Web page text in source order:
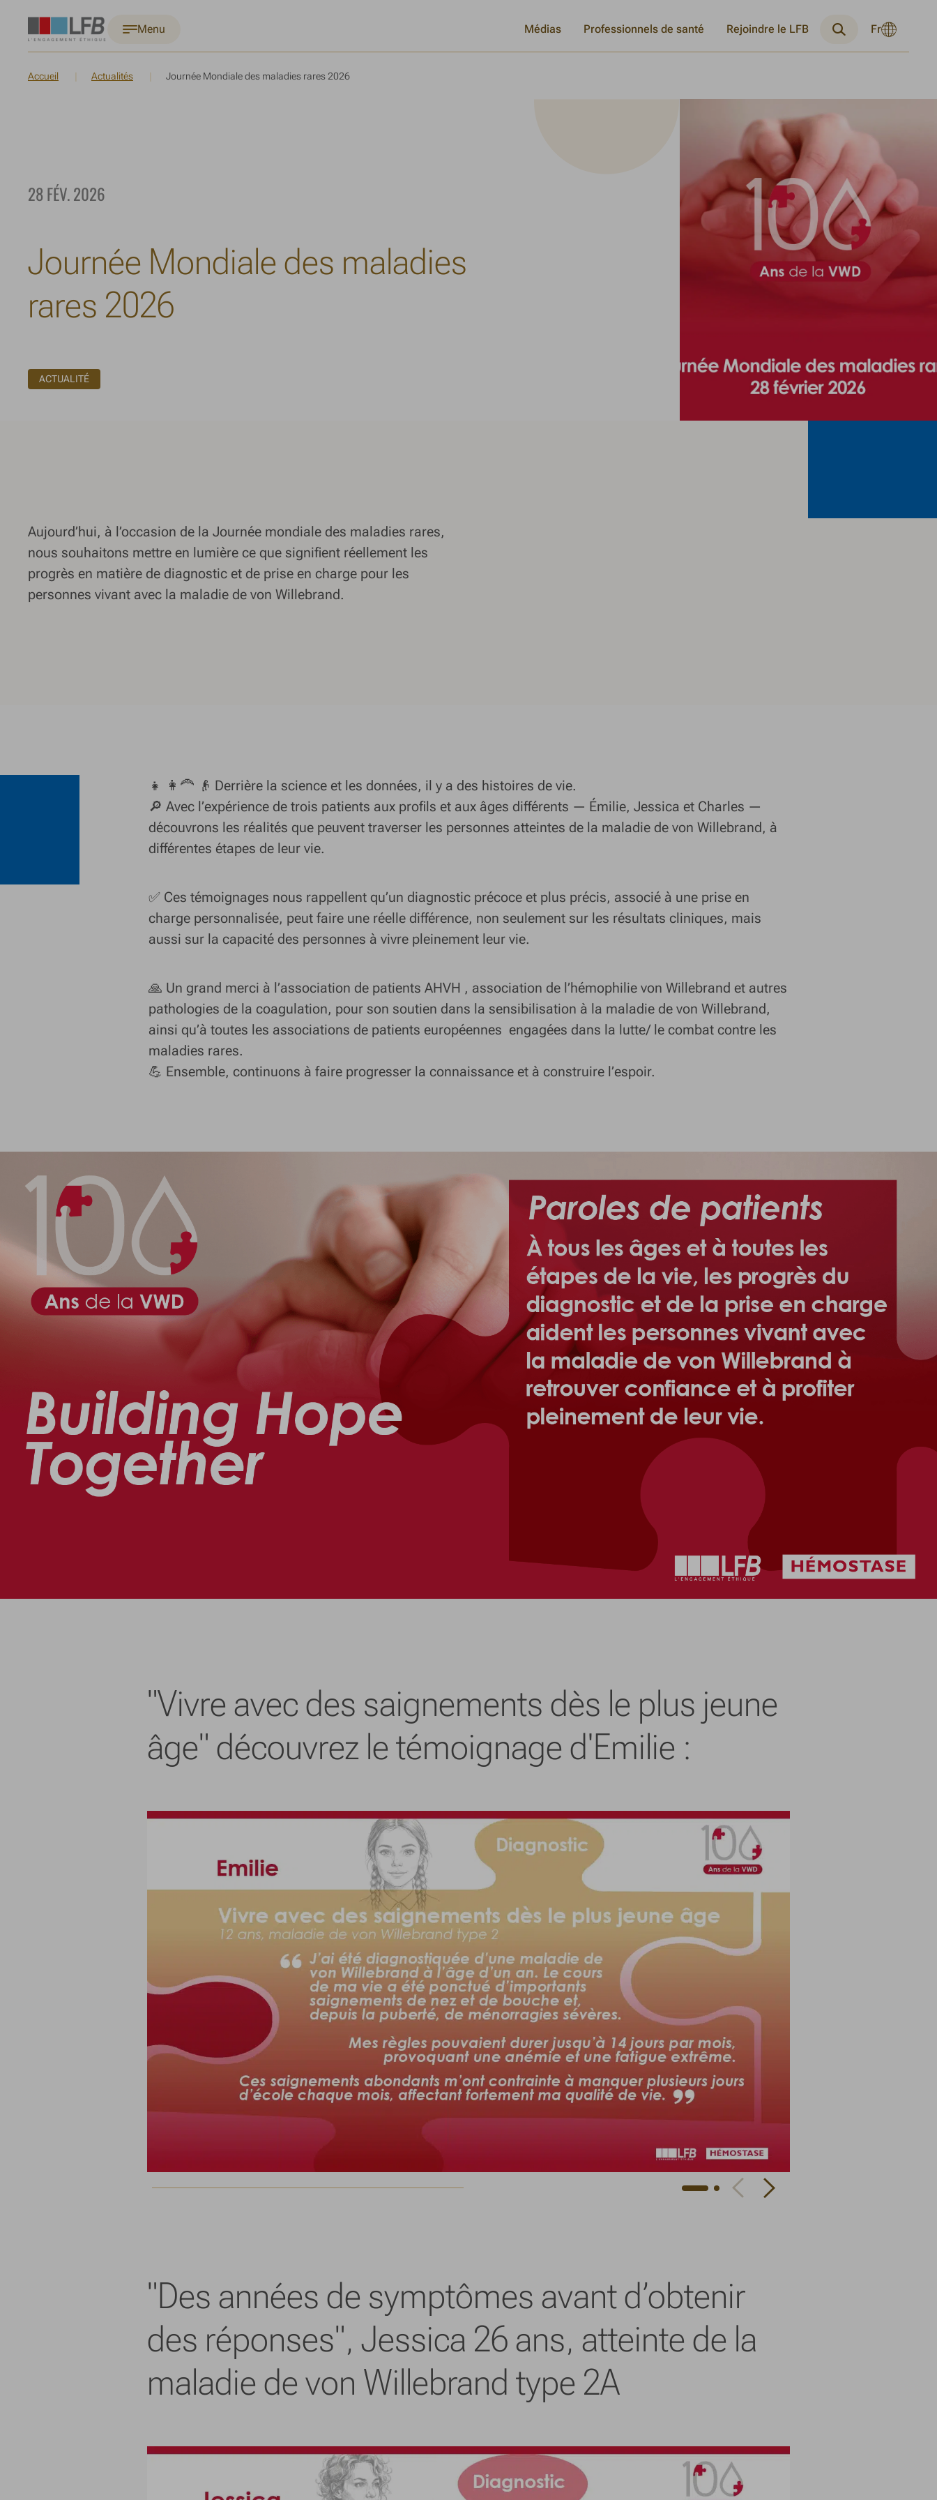
Menu Médias Professionnels de santé Rejoindre le LFB
Recherche
Langue
actuelle
:
Fr
Changer
la
Accueil Actualités Journée Mondiale des maladies rares 2026
28 FÉV. 2026
Journée Mondiale des maladies
rares 2026
ACTUALITÉ
Aujourd’hui, à l’occasion de la Journée mondiale des maladies rares,
nous souhaitons mettre en lumière ce que signifient réellement les
progrès en matière de diagnostic et de prise en charge pour les
personnes vivant avec la maladie de von Willebrand.
👧 👩‍🦰 👴 Derrière la science et les données, il y a des histoires de vie.
🔎 Avec l’expérience de trois patients aux profils et aux âges différents — Émilie, Jessica et Charles —
découvrons les réalités que peuvent traverser les personnes atteintes de la maladie de von Willebrand, à
différentes étapes de leur vie.
✅ Ces témoignages nous rappellent qu’un diagnostic précoce et plus précis, associé à une prise en
charge personnalisée, peut faire une réelle différence, non seulement sur les résultats cliniques, mais
aussi sur la capacité des personnes à vivre pleinement leur vie.
🙏 Un grand merci à l’association de patients AHVH , association de l’hémophilie von Willebrand et autres
pathologies de la coagulation, pour son soutien dans la sensibilisation à la maladie de von Willebrand,
ainsi qu’à toutes les associations de patients européennes engagées dans la lutte/ le combat contre les
maladies rares.
💪 Ensemble, continuons à faire progresser la connaissance et à construire l’espoir.
"Vivre avec des saignements dès le plus jeune
âge" découvrez le témoignage d'Emilie :
"Des années de symptômes avant d’obtenir
des réponses", Jessica 26 ans, atteinte de la
maladie de von Willebrand type 2A